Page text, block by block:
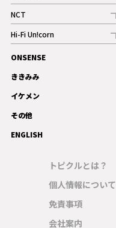
記事
NCT
記事
Hi-Fi Un!corn
記事
ギャラリー
ONSENSE
ききみみ
イケメン
その他
ENGLISH
トピクルとは？
個人情報について
免責事項
会社案内